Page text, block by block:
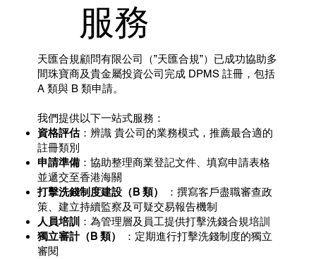
服務
天匯合規顧問有限公司（”天匯合規”）已成功協助多
間珠寶商及貴金屬投資公司完成 DPMS 註冊，包括
A 類與 B 類申請。
我們提供以下一站式服務：
資格評估：辨識 貴公司的業務模式，推薦最合適的
註冊類別
申請準備：協助整理商業登記文件、填寫申請表格
並遞交至香港海關
打擊洗錢制度建設（B 類）
：撰寫客戶盡職審查政
策、建立持續監察及可疑交易報告機制
人員培訓 ：為管理層及員工提供打擊洗錢合規培訓
獨立審計（B 類）
：定期進行打擊洗錢制度的獨立
審閱